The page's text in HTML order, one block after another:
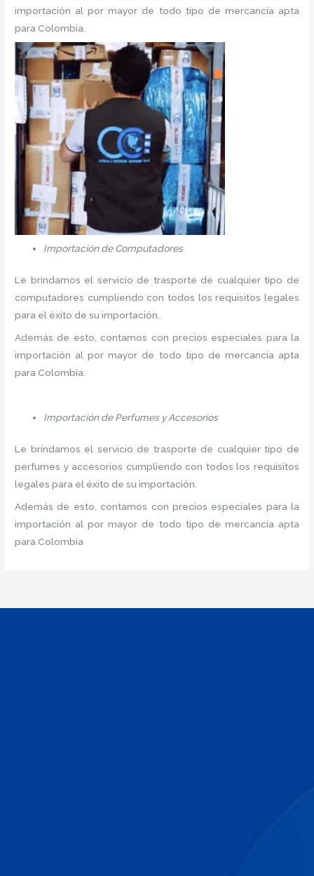
importación al por mayor de todo tipo de mercancía apta
para Colombia.
Importación de Computadores
Le brindamos el servicio de trasporte de cualquier tipo de
computadores cumpliendo con todos los requisitos legales
para el éxito de su importación.
Además de esto, contamos con precios especiales para la
importación al por mayor de todo tipo de mercancía apta
para Colombia.
Importación de Perfumes y Accesorios
Le brindamos el servicio de trasporte de cualquier tipo de
perfumes y accesorios cumpliendo con todos los requisitos
legales para el éxito de su importación.
Además de esto, contamos con precios especiales para la
importación al por mayor de todo tipo de mercancía apta
para Colombia